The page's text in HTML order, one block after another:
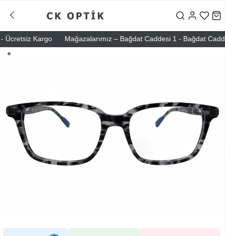
Kargo Mağazalarımız – Bağdat Caddesi 1 - Bağdat